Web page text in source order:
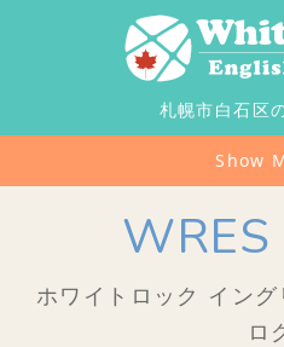
札幌市白石区
Show
WRES
ホワイトロック イン
ロ